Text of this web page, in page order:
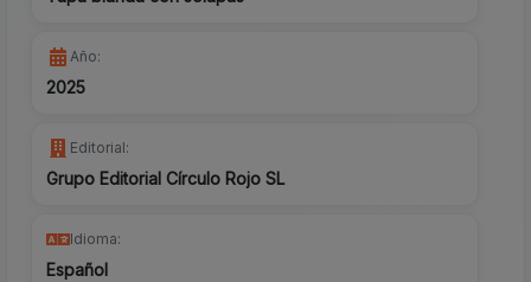
Año:
2025
Editorial:
Grupo Editorial Círculo Rojo SL
Idioma:
Español